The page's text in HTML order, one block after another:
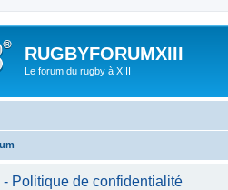
RUGBYFORUMXIII
Le forum du rugby à XIII
Politique de confidentialité